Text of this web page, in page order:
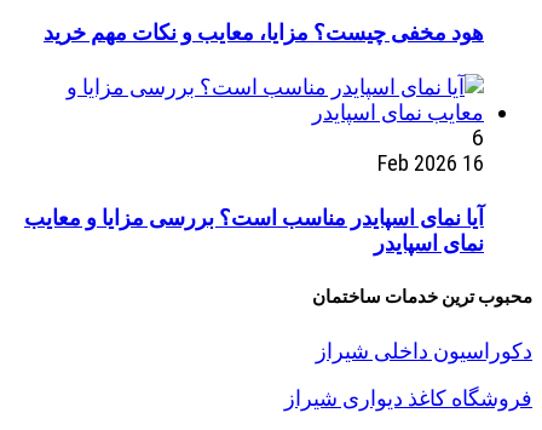
هود مخفی چیست؟ مزایا، معایب و نکات مهم خرید
6
16 Feb 2026
آیا نمای اسپایدر مناسب است؟ بررسی مزایا و معایب
نمای اسپایدر
محبوب ترین خدمات ساختمان
دکوراسیون داخلی شیراز
فروشگاه کاغذ دیواری شیراز